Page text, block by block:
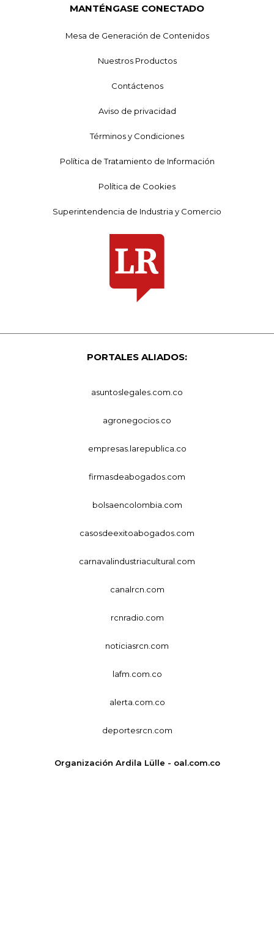
MANTÉNGASE CONECTADO
Mesa de Generación de Contenidos
Nuestros Productos
Contáctenos
Aviso de privacidad
Términos y Condiciones
Política de Tratamiento de Información
Política de Cookies
Superintendencia de Industria y Comercio
PORTALES ALIADOS:
asuntoslegales.com.co
agronegocios.co
empresas.larepublica.co
firmasdeabogados.com
bolsaencolombia.com
casosdeexitoabogados.com
carnavalindustriacultural.com
canalrcn.com
rcnradio.com
noticiasrcn.com
lafm.com.co
alerta.com.co
deportesrcn.com
Organización Ardila Lülle - oal.com.co